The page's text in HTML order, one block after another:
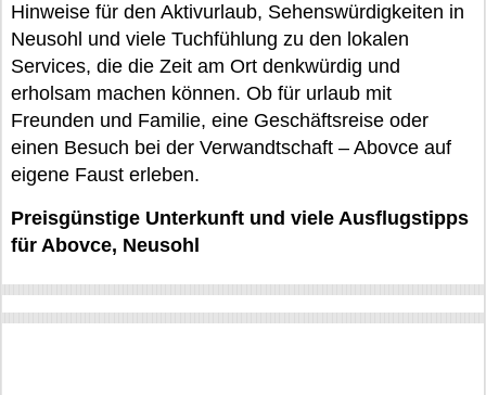
Hinweise für den Aktivurlaub, Sehenswürdigkeiten in
Neusohl und viele Tuchfühlung zu den lokalen
Services, die die Zeit am Ort denkwürdig und
erholsam machen können. Ob für urlaub mit
Freunden und Familie, eine Geschäftsreise oder
einen Besuch bei der Verwandtschaft – Abovce auf
eigene Faust erleben.
Preisgünstige Unterkunft und viele Ausflugstipps
für Abovce, Neusohl